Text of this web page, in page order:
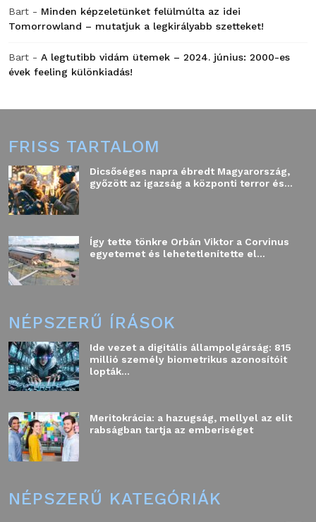
Bart - Minden képzeletünket felülmúlta az idei
Tomorrowland – mutatjuk a legkirályabb szetteket!
Bart - A legtutibb vidám ütemek – 2024. június: 2000-es
évek feeling különkiadás!
FRISS TARTALOM
Dicsőséges napra ébredt Magyarország,
győzött az igazság a központi terror és...
Így tette tönkre Orbán Viktor a Corvinus
egyetemet és lehetetlenítette el...
NÉPSZERŰ ÍRÁSOK
Ide vezet a digitális állampolgárság: 815
millió személy biometrikus azonosítóit
lopták...
Meritokrácia: a hazugság, mellyel az elit
rabságban tartja az emberiséget
NÉPSZERŰ KATEGÓRIÁK